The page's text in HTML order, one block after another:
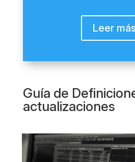
Leer más
Guía de
actualizaciones